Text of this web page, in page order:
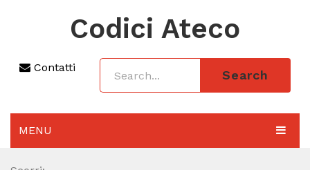
Codici Ateco
Contatti
Search
MENU
AGGIORNAMENTO 2025